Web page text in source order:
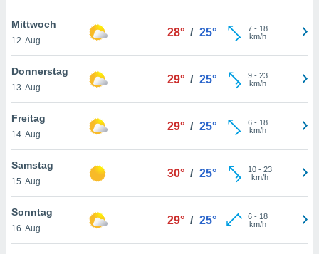
. Sie
jederzeit
Rand
Mittwoch
12. Aug
28° / 25° 7- 18
km/h
Donnerstag
13. Aug
29° / 25° 9- 23
km/h
Freitag
14. Aug
29° / 25° 6- 18
km/h
Samstag
15. Aug
30° / 25° 10- 23
km/h
Sonntag
16. Aug
29° / 25° 6- 18
km/h